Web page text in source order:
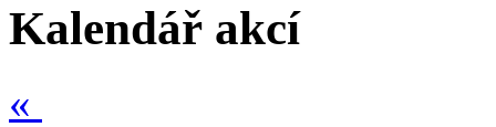
Kalendář akcí
«